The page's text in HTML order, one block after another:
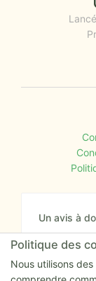
Un avis à
Donnez
nous tout
Politique des
Nous utilisons